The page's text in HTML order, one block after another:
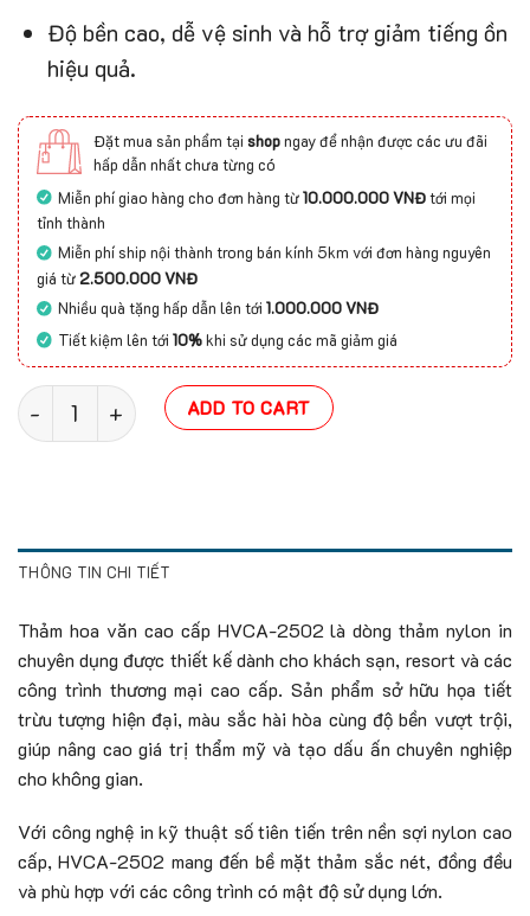
Độ bền cao, dễ vệ sinh và hỗ trợ giảm tiếng ồn
hiệu quả.
Đặt mua sản phẩm tại shopngay để nhận được các ưu đãi
hấp dẫn nhất chưa từng có
Miễn phí giao hàng cho đơn hàng từ10.000.000 VNĐtới mọi
tỉnh thành
Miễn phí ship nội thành trong bán kính 5km với đơn hàng nguyên
giá từ2.500.000 VNĐ
Nhiều quà tặng hấp dẫn lên tới1.000.000 VNĐ
Tiết kiệm lên tới10%khi sử dụng các mã giảm giá
Thảm hoa văn cao cấp HVCA-2502 quantity
ADD TO CART
THÔNG TIN CHI TIẾT
Thảm hoa văn cao cấp HVCA-2502 là dòng thảm nylon in
chuyên dụng được thiết kế dành cho khách sạn, resort và các
công trình thương mại cao cấp. Sản phẩm sở hữu họa tiết
trừu tượng hiện đại, màu sắc hài hòa cùng độ bền vượt trội,
giúp nâng cao giá trị thẩm mỹ và tạo dấu ấn chuyên nghiệp
cho không gian.
Với công nghệ in kỹ thuật số tiên tiến trên nền sợi nylon cao
cấp, HVCA-2502 mang đến bề mặt thảm sắc nét, đồng đều
và phù hợp với các công trình có mật độ sử dụng lớn.